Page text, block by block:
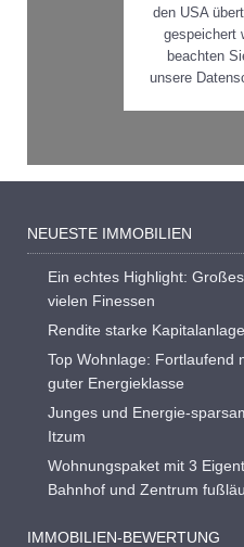
den USA
gespeichert
beachten
unsere
NEUESTE IMMOBILIEN
Ein echtes Highlight:
vielen Finessen
Rendite starke
Top Wohnlage: Fortlaufend
guter Energieklasse
Junges und Energie-
Itzum
Wohnungspaket mit 3
Bahnhof und Zentrum
IMMOBILIEN-BEWERTUNG